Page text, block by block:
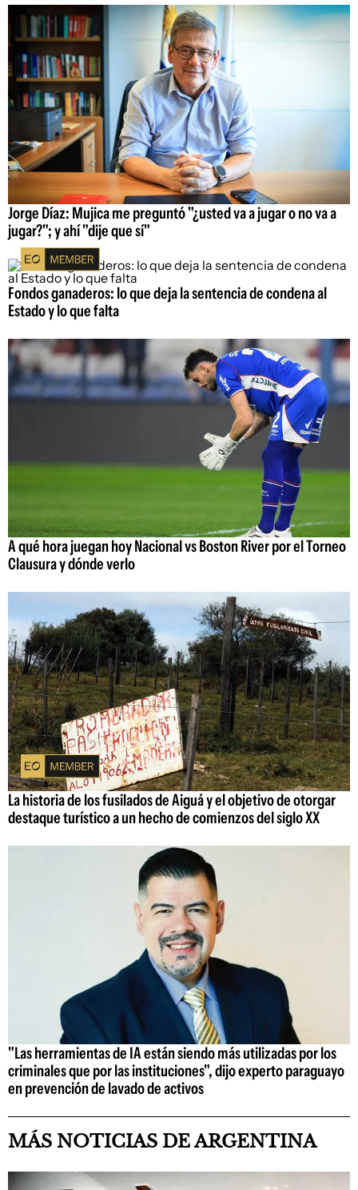
Jorge Díaz: Mujica me preguntó "¿usted va a jugar o no va a
jugar?"; y ahí "dije que sí"
Fondos ganaderos: lo que deja la sentencia de condena al
Estado y lo que falta
A qué hora juegan hoy Nacional vs Boston River por el Torneo
Clausura y dónde verlo
La historia de los fusilados de Aiguá y el objetivo de otorgar
destaque turístico a un hecho de comienzos del siglo XX
"Las herramientas de IA están siendo más utilizadas por los
criminales que por las instituciones", dijo experto paraguayo
en prevención de lavado de activos
MÁS NOTICIAS DE ARGENTINA